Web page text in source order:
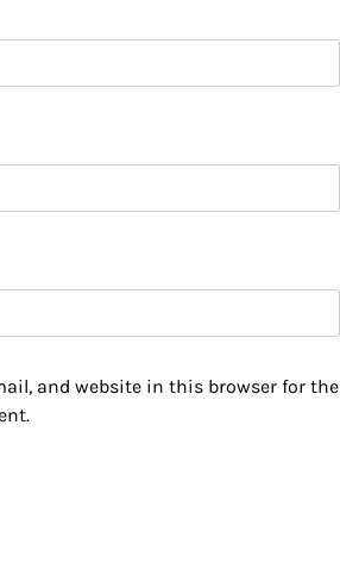
and website in this browser for the